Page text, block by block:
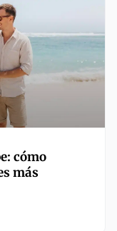
cómo
más